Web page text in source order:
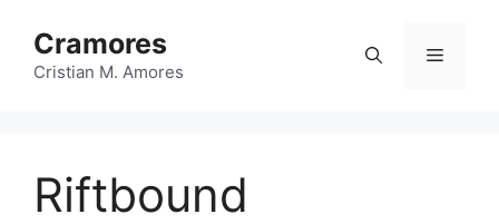
contenido
Cramores
Cristian M. Amores
Menú
Riftbound